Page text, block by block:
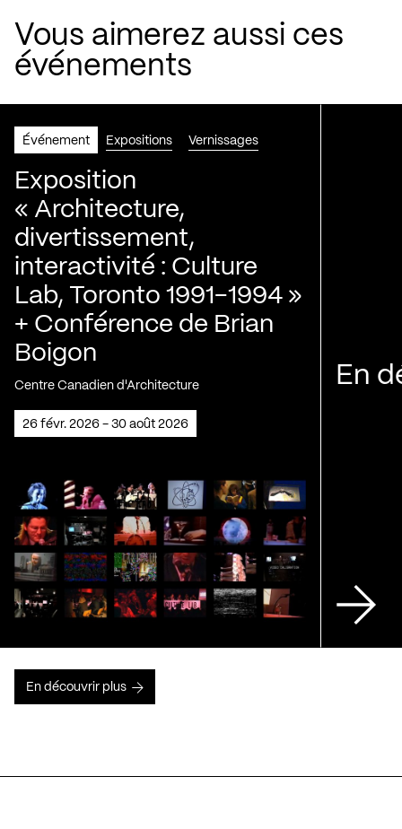
Vous aimerez aussi ces
événements
Événement Expositions Vernissages
Exposition
« Architecture,
divertissement,
interactivité : Culture
Lab, Toronto 1991-1994 »
+ Conférence de Brian
Boigon
Centre Canadien d'Architecture
26 févr. 2026 - 30 août 2026
En
En découvrir plus